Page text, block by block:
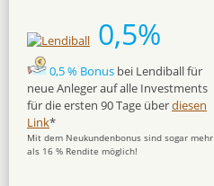
0,5%
0,5 % Bonus bei Lendiball für
neue Anleger auf alle Investments
für die ersten 90 Tage überdiesen
Link*
Mit dem Neukundenbonus sind sogar mehr
als 16 % Rendite möglich!